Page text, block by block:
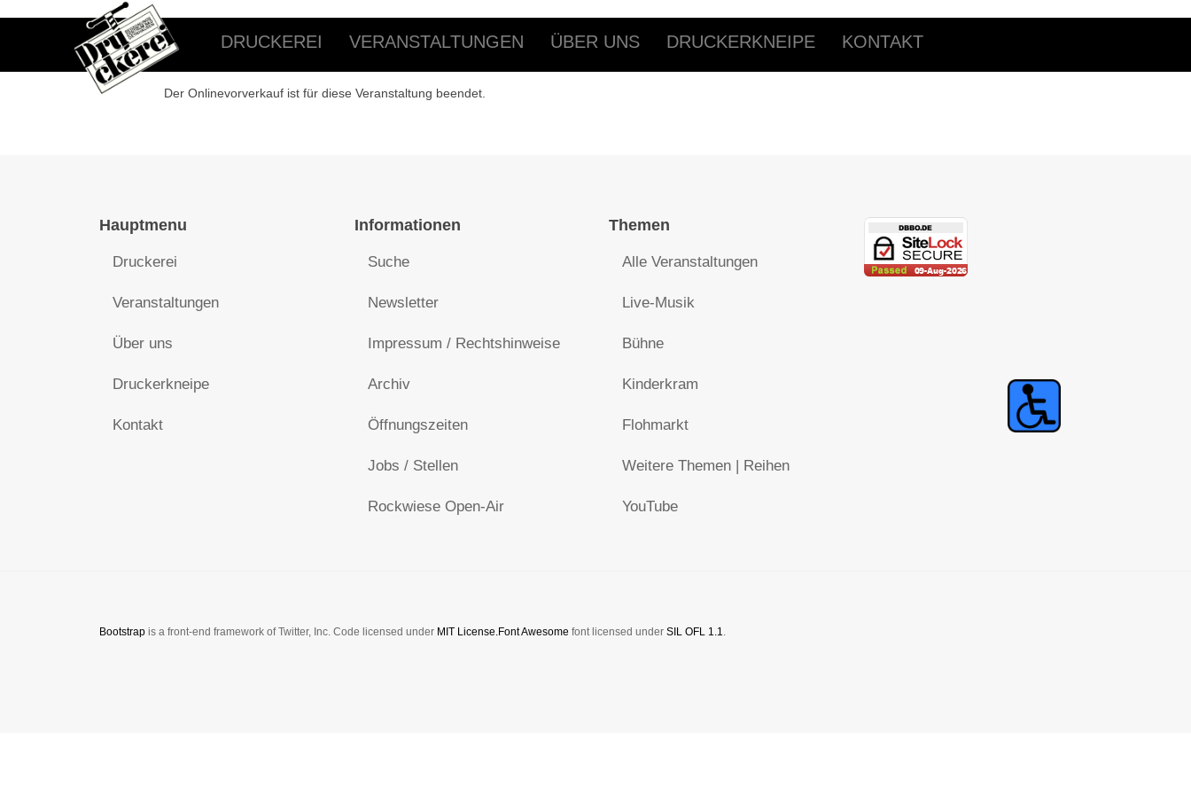
DRUCKEREI VERANSTALTUNGEN ÜBER UNS DRUCKERKNEIPE KONTAKT
Der Onlinevorverkauf ist für diese Veranstaltung beendet.
Hauptmenu
Druckerei
Veranstaltungen
Über uns
Druckerkneipe
Kontakt
Informationen
Suche
Newsletter
Impressum / Rechtshinweise
Archiv
Öffnungszeiten
Jobs / Stellen
Rockwiese Open-Air
Themen
Alle Veranstaltungen
Live-Musik
Bühne
Kinderkram
Flohmarkt
Weitere Themen | Reihen
YouTube
Bootstrap is a front-end framework of Twitter, Inc. Code licensed under MIT License.Font Awesome font licensed under SIL OFL 1.1.